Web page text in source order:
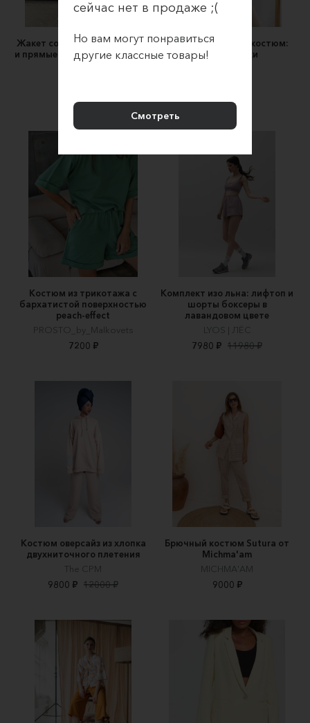
Жакет со спущенным плечом
и прямые брюки со встречной
складкой
Женский бежевый костюм:
жилет, брюки
Костюм из трикотажа с
бархатистой поверхностью
peach-effect
PROSTO_by_Malkovets
7200 ₽
Комплект изо льна: лифтоп и
шорты боксеры в
лавандовом цвете
LYOS | ЛЁС
7980 ₽ 11980 ₽
Костюм оверсайз из хлопка
двухниточного плетения
The CPM
9800 ₽ 12000 ₽
Брючный костюм Sutura от
Michma'am
MICHMA'AM
9000 ₽
сейчас нет в продаже ;(
Но вам могут понравиться
другие классные товары!
Смотреть